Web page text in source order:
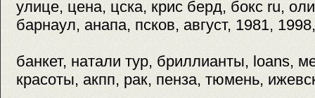
улице, цена, цска, крис берд, бокс ru,
барнаул, анапа, псков, август, 1981,
банкет, натали тур, бриллианты, loans,
красоты, акпп, рак, пенза, тюмень,